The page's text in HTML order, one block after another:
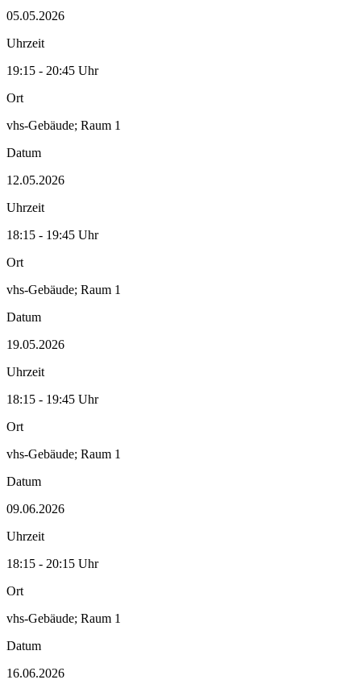
05.05.2026
Uhrzeit
19:15 - 20:45 Uhr
Ort
vhs-Gebäude; Raum 1
Datum
12.05.2026
Uhrzeit
18:15 - 19:45 Uhr
Ort
vhs-Gebäude; Raum 1
Datum
19.05.2026
Uhrzeit
18:15 - 19:45 Uhr
Ort
vhs-Gebäude; Raum 1
Datum
09.06.2026
Uhrzeit
18:15 - 20:15 Uhr
Ort
vhs-Gebäude; Raum 1
Datum
16.06.2026